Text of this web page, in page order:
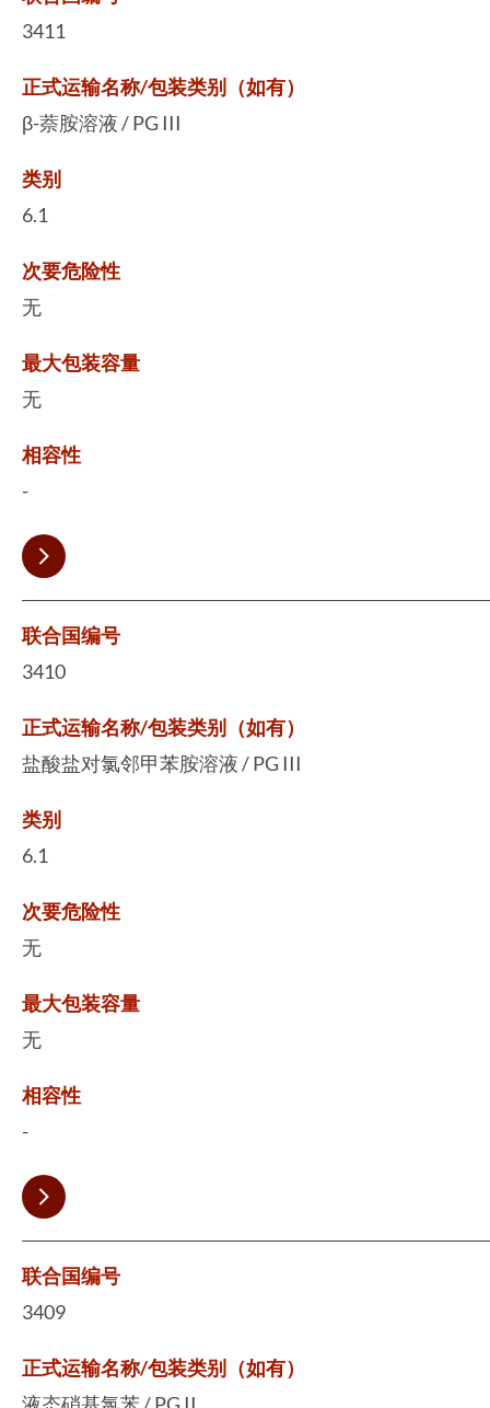
3411
正式运输名称/包装类别（如有）
β-萘胺溶液 / PG III
类别
6.1
次要危险性
无
最大包装容量
无
相容性
-
联合国编号
3410
正式运输名称/包装类别（如有）
盐酸盐对氯邻甲苯胺溶液 / PG III
类别
6.1
次要危险性
无
最大包装容量
无
相容性
-
联合国编号
3409
正式运输名称/包装类别（如有）